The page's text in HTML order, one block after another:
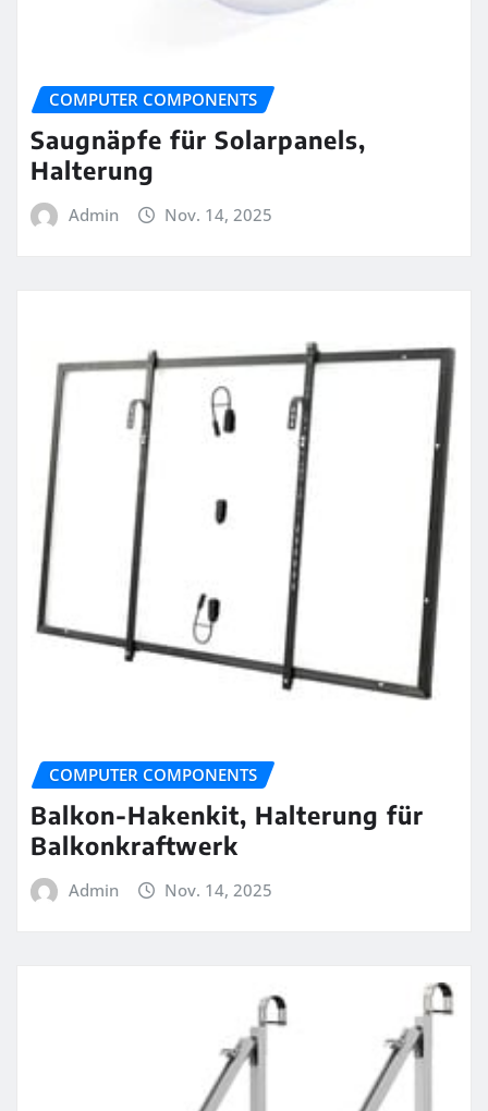
COMPUTER COMPONENTS
Saugnäpfe für Solarpanels,
Halterung
Admin Nov. 14, 2025
COMPUTER COMPONENTS
Balkon-Hakenkit, Halterung für
Balkonkraftwerk
Admin Nov. 14, 2025